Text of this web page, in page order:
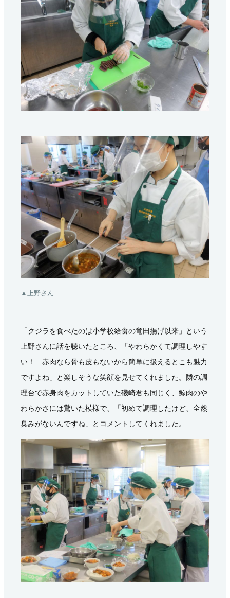
▲上野さん
「クジラを食べたのは小学校給食の竜田揚げ以来」という
上野さんに話を聴いたところ、「やわらかくて調理しやす
い！ 赤肉なら骨も皮もないから簡単に扱えるとこも魅力
ですよね」と楽しそうな笑顔を見せてくれました。隣の調
理台で赤身肉をカットしていた磯崎君も同じく、鯨肉のや
わらかさには驚いた模様で、「初めて調理したけど、全然
臭みがないんですね」とコメントしてくれました。